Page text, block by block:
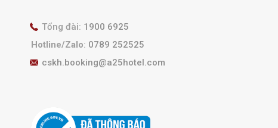
Tổng đài: 1900 6925
Hotline/Zalo: 0789 252525
cskh.booking@a25hotel.com